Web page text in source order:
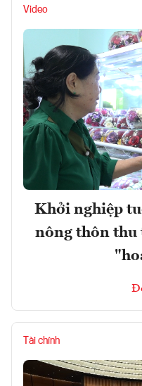
Video
Khởi nghiệp
nông thôn thu
Tài chính